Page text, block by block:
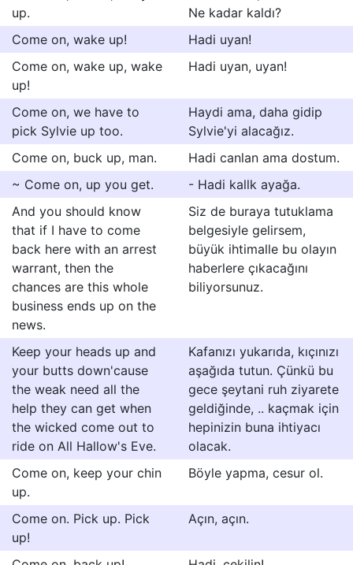
up.
Ne kadar kaldı?
Come on, wake up!
Hadi uyan!
Come on, wake up, wake
up!
Hadi uyan, uyan!
Come on, we have to
pick Sylvie up too.
Haydi ama, daha gidip
Sylvie'yi alacağız.
Come on, buck up, man.
Hadi canlan ama dostum.
~ Come on, up you get.
- Hadi kallk ayağa.
And you should know
that if I have to come
back here with an arrest
warrant, then the
chances are this whole
business ends up on the
news.
Siz de buraya tutuklama
belgesiyle gelirsem,
büyük ihtimalle bu olayın
haberlere çıkacağını
biliyorsunuz.
Keep your heads up and
your butts down'cause
the weak need all the
help they can get when
the wicked come out to
ride on All Hallow's Eve.
Kafanızı yukarıda, kıçınızı
aşağıda tutun. Çünkü bu
gece şeytani ruh ziyarete
geldiğinde, .. kaçmak için
hepinizin buna ihtiyacı
olacak.
Come on, keep your chin
up.
Böyle yapma, cesur ol.
Come on. Pick up. Pick
up!
Açın, açın.